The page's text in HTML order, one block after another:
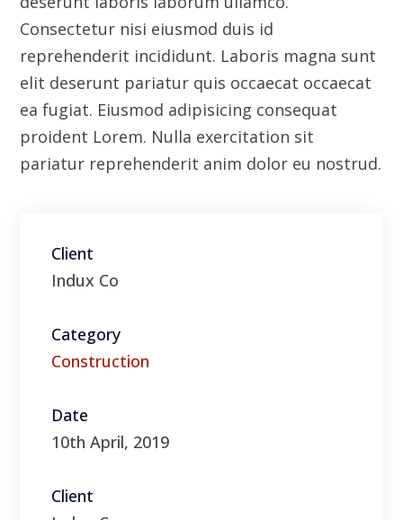
Client
Indux Co
Category
Construction
10th April, 2019
Indux Co
Visit Website